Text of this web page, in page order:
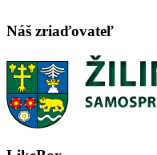
Náš zriaďovateľ